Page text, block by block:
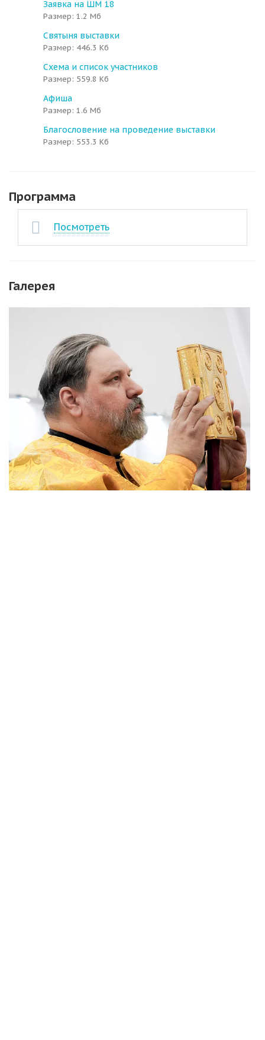
Заявка на ШМ 18
Размер: 1.2 Мб
Святыня выставки
Размер: 446.3 Кб
Схема и список участников
Размер: 559.8 Кб
Афиша
Размер: 1.6 Мб
Благословение на проведение выставки
Размер: 553.3 Кб
Программа
Посмотреть
Галерея